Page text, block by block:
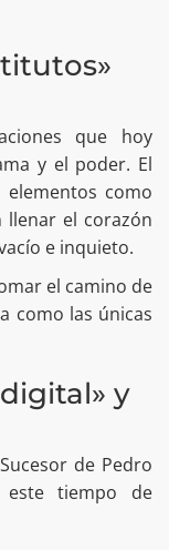
que hoy
y el poder. El
como
llenar el corazón
e inquieto.
el camino de
como las únicas
y
de Pedro
tiempo de